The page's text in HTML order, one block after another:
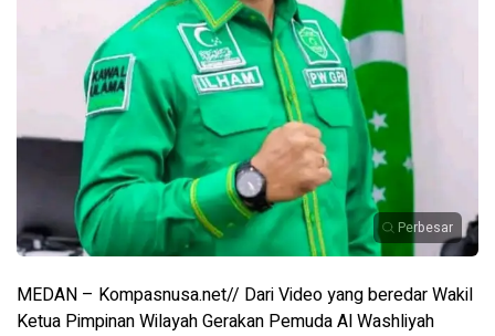
Perbesar
MEDAN – Kompasnusa.net// Dari Video yang beredar Wakil
Ketua Pimpinan Wilayah Gerakan Pemuda Al Washliyah